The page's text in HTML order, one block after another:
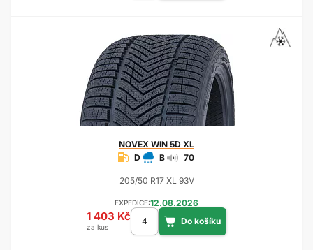
NOVEX WIN 5D XL
D
B 70
205/50 R17 XL 93V
EXPEDICE:12.08.2026
1 403 Kč
za kus